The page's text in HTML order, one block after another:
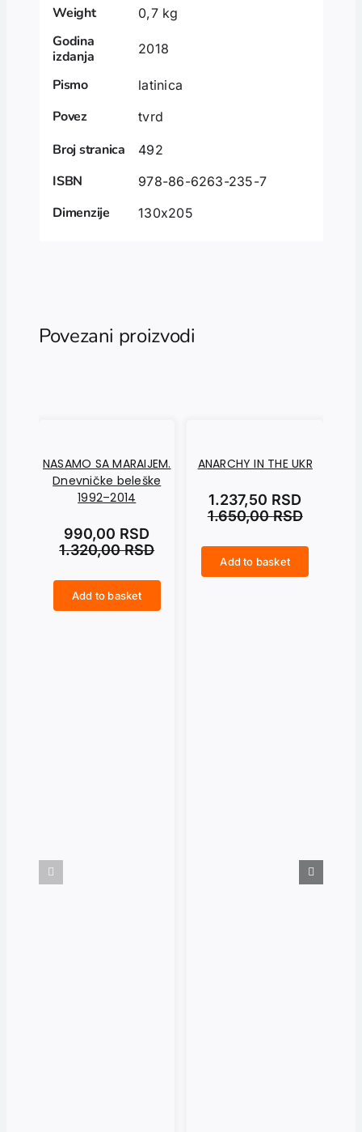
Weight 0,7 kg
Godina
izdanja
2018
Pismo latinica
Povez tvrd
Broj stranica 492
ISBN 978-86-6263-235-7
Dimenzije 130x205
Povezani proizvodi
NASAMO SA MARAIJEM.
Dnevničke beleške
1992–2014
1.320,00RSD
990,00 RSD
Add to basket
ANARCHY IN THE UKR
1.650,00RSD
1.237,50 RSD
Add to basket